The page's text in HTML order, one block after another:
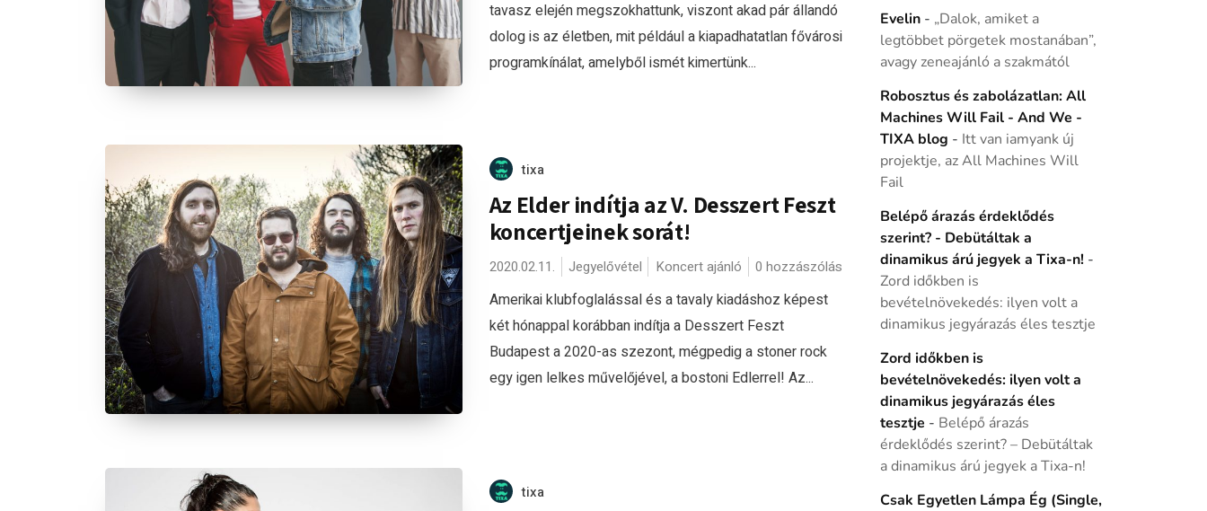
tavasz elején megszokhattunk, viszont akad pár állandó
dolog is az életben, mit például a kiapadhatatlan fővárosi
programkínálat, amelyből ismét kimertünk...
tixa
Az Elder indítja az V. Desszert Feszt
koncertjeinek sorát!
2020.02.11. Jegyelővétel Koncert ajánló 0 hozzászólás
Amerikai klubfoglalással és a tavaly kiadáshoz képest
két hónappal korábban indítja a Desszert Feszt
Budapest a 2020-as szezont, mégpedig a stoner rock
egy igen lelkes művelőjével, a bostoni Edlerrel! Az...
tixa
Evelin- „Dalok, amiket a
legtöbbet pörgetek mostanában”,
avagy zeneajánló a szakmától
Robosztus és zabolázatlan: All
Machines Will Fail - And We -
TIXA blog - Itt van iamyank új
projektje, az All Machines Will
Fail
Belépő árazás érdeklődés
szerint? - Debütáltak a
dinamikus árú jegyek a Tixa-n! -
Zord időkben is
bevételnövekedés: ilyen volt a
dinamikus jegyárazás éles tesztje
Zord időkben is
bevételnövekedés: ilyen volt a
dinamikus jegyárazás éles
tesztje - Belépő árazás
érdeklődés szerint? – Debütáltak
a dinamikus árú jegyek a Tixa-n!
Csak Egyetlen Lámpa Ég (Single,